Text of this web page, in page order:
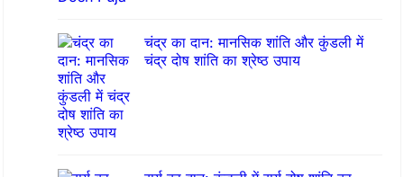
वि
स्तृ
त
जा
चंद्र का दान: मानसिक शांति और कुंडली में
चंद्र दोष शांति का श्रेष्ठ उपाय